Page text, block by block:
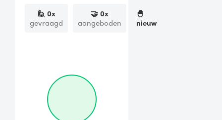
🙋 0x
gevraagd
🤝0x
aangeboden
🐣
nieuw